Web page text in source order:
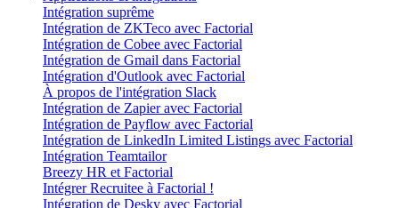
Intégration suprême
Intégration de ZKTeco avec Factorial
Intégration de Cobee avec Factorial
Intégration de Gmail dans Factorial
Intégration d'Outlook avec Factorial
À propos de l'intégration Slack
Intégration de Zapier avec Factorial
Intégration de Payflow avec Factorial
Intégration de LinkedIn Limited Listings avec Factorial
Intégration Teamtailor
Breezy HR et Factorial
Intégrer Recruitee à Factorial !
Intégration de Desky avec Factorial